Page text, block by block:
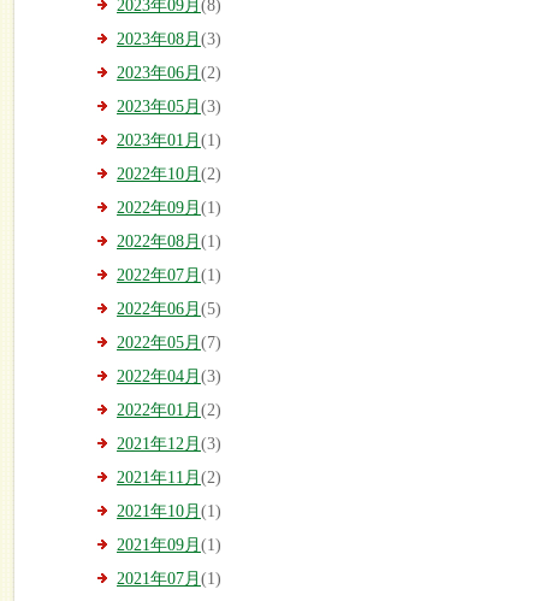
2023年09月 (8)
2023年08月 (3)
2023年06月 (2)
2023年05月 (3)
2023年01月 (1)
2022年10月 (2)
2022年09月 (1)
2022年08月 (1)
2022年07月 (1)
2022年06月 (5)
2022年05月 (7)
2022年04月 (3)
2022年01月 (2)
2021年12月 (3)
2021年11月 (2)
2021年10月 (1)
2021年09月 (1)
2021年07月 (1)